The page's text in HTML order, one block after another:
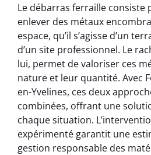
Le débarras ferraille consiste
enlever des métaux
espace, qu’il s’agisse d’un
d’un site professionnel. Le
lui, permet de valoriser ces
nature et leur quantité. Avec
en-Yvelines, ces deux
combinées, offrant une
chaque situation.
expérimenté garantit une
gestion responsable des